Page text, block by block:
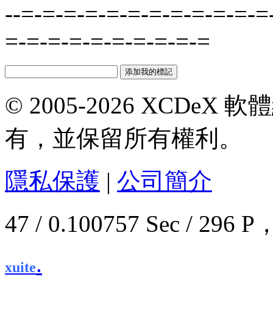
--=-=-=-=-=-=-=-=-=-=-=-
=-=-=-=-=-=-=-=-=-=
© 2005-2026 XCDeX 軟
有，並保留所有權利。
隱私保護 | 公司簡介
47 / 0.100757 Sec / 296
xuite.